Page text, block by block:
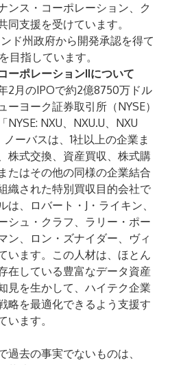
ンス・コーポレーション、ク
支援を受けています。
ド州政府から開発承認を得て
目指しています。
ーポレーションIIについて
2月のIPOで約2億8750万ドル
ヨーク証券取引所（NYSE）
NXU、NXU.U、NXU
ーバスは、1社以上の企業ま
株式交換、資産買収、株式購
たはその他の同様の企業結合
織された特別買収目的会社で
、ロバート・J・ライキン、
シュ・クラフ、ラリー・ポー
ン、ロン・ズナイダー、ヴィ
います。この人材は、ほとん
在している豊富なデータ資産
見を生かして、ハイテク企業
略を最適化できるよう支援す
います。
去の事実でないものは、